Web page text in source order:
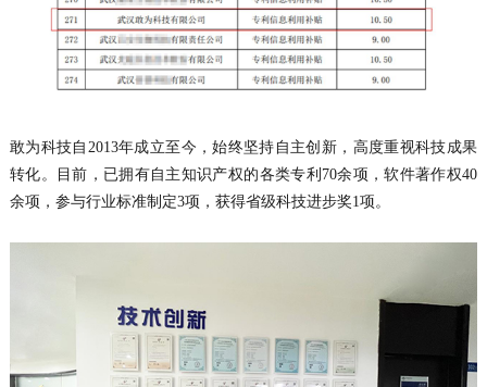
敢为科技自 2013年成立至今，始终坚持自主创新，高度重视科技成果
转化。目前，已拥有自主知识产权的各类专利 70余项 ，软件著作权40
余项，参与行业标准制定3项，获得省级科技进步奖1项。